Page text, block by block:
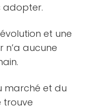
adopter.
et une
n’a aucune
marché et du
trouve